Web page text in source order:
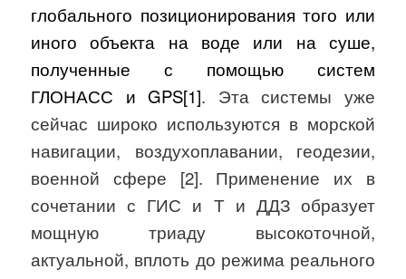
глобального позиционирования того или
иного объекта на воде или на суше,
полученные с помощью систем
ГЛОНАСС иGPS[1]. Эта системы уже
сейчас широко используются в морской
навигации, воздухоплавании, геодезии,
военной сфере [2]. Применение их в
сочетании с ГИС и Т и ДДЗ образует
мощную триаду высокоточной,
актуальной, вплоть до режима реального